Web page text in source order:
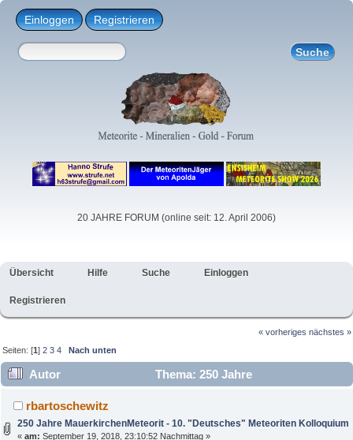
Einloggen Registrieren
20 JAHRE FORUM (online seit: 12. April 2006)
Übersicht Hilfe Suche Einloggen
Registrieren
« vorheriges nächstes »
Seiten: [1]2 3 4 Nach unten
Autor
Thema: 250 Jahre
MauerkirchenMeteorit - 10. "Deutsches" Meteoriten
Kolloquium (Gelesen 20067 mal)
rbartoschewitz
250 Jahre MauerkirchenMeteorit - 10. "Deutsches" Meteoriten Kolloquium
«am: September 19, 2018, 23:10:52 Nachmittag »